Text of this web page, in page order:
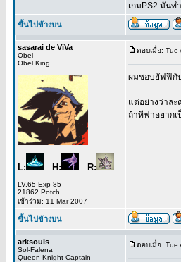
เกมPS2 มันท
ขึ้นไปข้างบน
sasarai de ViVa
Obel
Obel King
L: H: R:
LV.65 Exp 85
21862 Potch
เข้าร่วม: 11 Mar 2007
ตอบเมื่อ: Tue
ผมชอบยัฟฟี่กั
แต่อย่างว่าละ
ถ้าทีฟาอยากเ
ขึ้นไปข้างบน
arksouls
Sol-Falena
Queen Knight Captain
ตอบเมื่อ: Tue